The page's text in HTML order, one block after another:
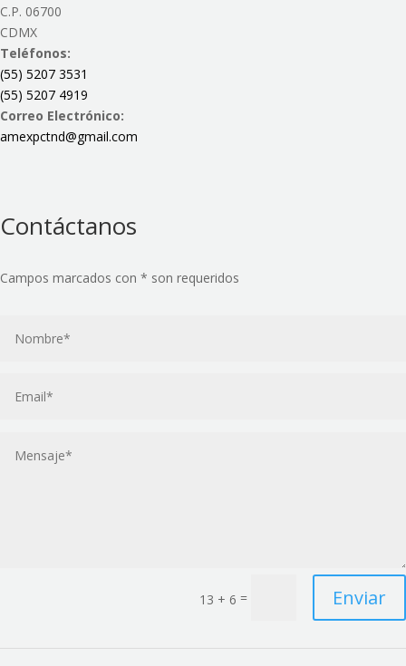
C.P. 06700
CDMX
Teléfonos:
(55) 5207 3531
(55) 5207 4919
Correo Electrónico:
amexpctnd@gmail.com
Contáctanos
Campos marcados con * son requeridos
13 + 6 = Enviar